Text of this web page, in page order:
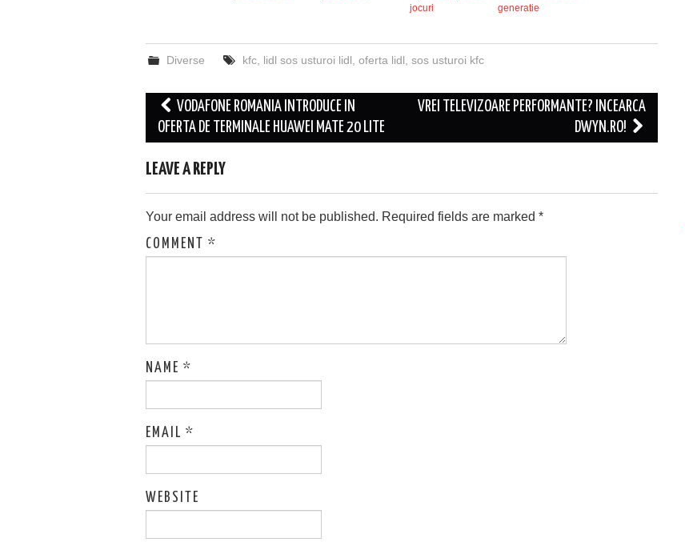
jocuri
generatie
Diverse kfc, lidl sos usturoi lidl oferta lidl sos usturoi kfc
Post
navigation
VODAFONE ROMANIA INTRODUCE IN
OFERTA DE TERMINALE HUAWEI MATE 20 LITE
VREI TELEVIZOARE PERFORMANTE? INCEARCA
DWYN.RO!
LEAVE A REPLY
Your email address will not be published. Required fields are marked *
COMMENT *
NAME *
EMAIL *
WEBSITE